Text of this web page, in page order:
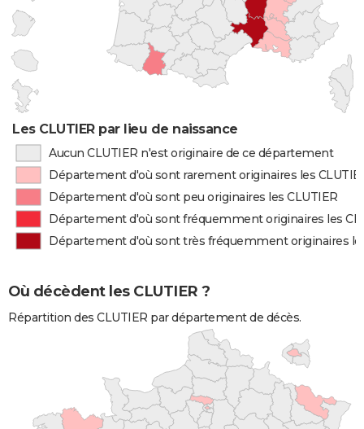
Les CLUTIER par lieu de naissance
Aucun CLUTIER n'est originaire de ce département
Département d'où sont rarement originaires les
Département d'où sont peu originaires les CLUTIER
Département d'où sont fréquemment originaires les
Département d'où sont très fréquemment originaires
Où décèdent les CLUTIER ?
Répartition des CLUTIER par département de décès.